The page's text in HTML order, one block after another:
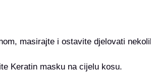
masirajte i ostavite djelovati
Keratin masku na cijelu kosu.